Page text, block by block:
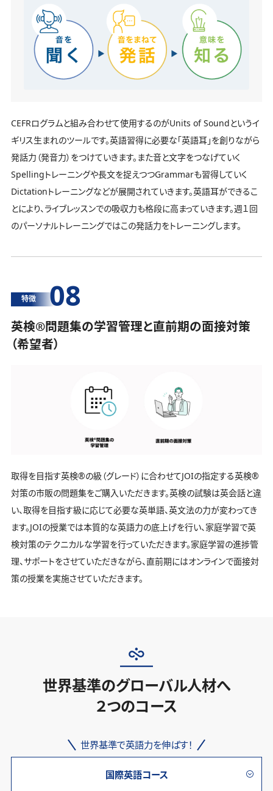
CEFRログラムと組み合わせて使用するのがUnits of Soundというイ
ギリス生まれのツールです。英語習得に必要な「英語耳」を創りながら
発話力（発音力）をつけていきます。また音と文字をつなげていく
Spellingトレーニングや長文を捉えつつGrammarも習得していく
Dictationトレーニングなどが展開されていきます。英語耳ができるこ
とにより、ライブレッスンでの吸収力も格段に高まっていきます。週１回
のパーソナルトレーニングではこの発話力をトレーニングします。
特徴 08
英検®️問題集の学習管理と直前期の面接対策
（希望者）
取得を目指す英検®️の級（グレード）に合わせてJOIの指定する英検®️
対策の市販の問題集をご購入いただきます。英検の試験は英会話と違
い、取得を目指す級に応じて必要な英単語、英文法の力が変わってき
ます。JOIの授業では本質的な英語力の底上げを行い、家庭学習で英
検対策のテクニカルな学習を行っていただきます。家庭学習の進捗管
理、サポートをさせていただきながら、直前期にはオンラインで面接対
策の授業を実施させていただきます。
世界基準のグローバル人材へ
２つのコース
世界基準で英語力を伸ばす！
国際英語コース